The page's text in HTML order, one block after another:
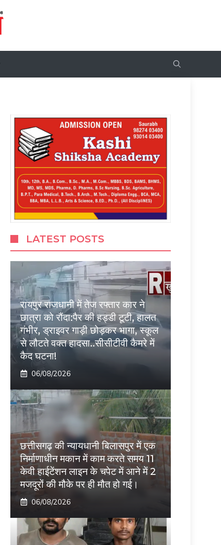
LATEST POSTS
रायपुर राजधानी में तेज रफ्तार कार ने
छात्रा को रौंदा:पैर की हड्डी टूटी, हालत
गंभीर, ड्राइवर गाड़ी छोड़कर भागा, स्कूल
से लौटते वक्त हादसा..सीसीटीवी कैमरे में
कैद घटना!
06/08/2026
छत्तीसगढ़ की न्यायधानी बिलासपुर में एक
निर्माणाधीन मकान में काम करते समय 11
केवी हाईटेंशन लाइन के चपेट में आने में 2
मजदूरों की मौके पर ही मौत हो गई।
06/08/2026